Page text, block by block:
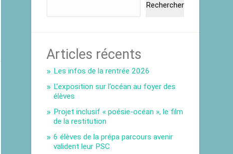
Rechercher
Articles récents
Les infos de la rentrée 2026
L’exposition sur l’océan au foyer des
élèves
Projet inclusif « poésie-océan », le film
de la restitution
6 élèves de la prépa parcours avenir
valident leur PSC